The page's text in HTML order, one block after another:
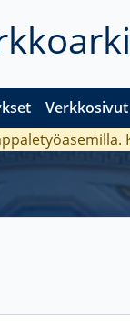
Verkkosivut